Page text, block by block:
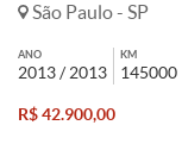
São Paulo - SP
ANO
2013 / 2013
KM
145000
R$ 42.900,00